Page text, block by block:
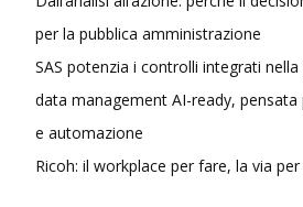
per la pubblica amministrazione
SAS potenzia i controlli integrati
data management AI-ready,
e automazione
Ricoh: il workplace per fare, la via